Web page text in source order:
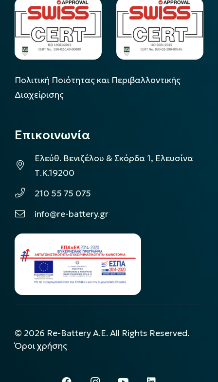
Πολιτική Ποιότητας και Περιβαλλοντικής
Διαχείρισης
Επικοινωνία
Ελεύθ. Βενιζέλου & Σκόρδα 1, Ελευσίνα
Τ.Κ.19200
210 55 75 075
info@re-battery.gr
© 2026 Re-Battery A.E. All Rights Reserved.
Όροι χρήσης